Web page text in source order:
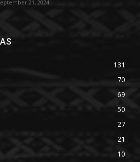
21, 2024
131
70
69
50
27
21
10